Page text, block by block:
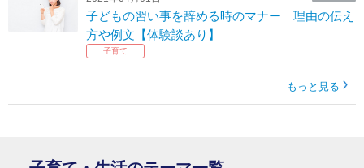
子どもの習い事を辞める時のマナー 理由の伝え
方や例文【体験談あり】
子育て
もっと見る